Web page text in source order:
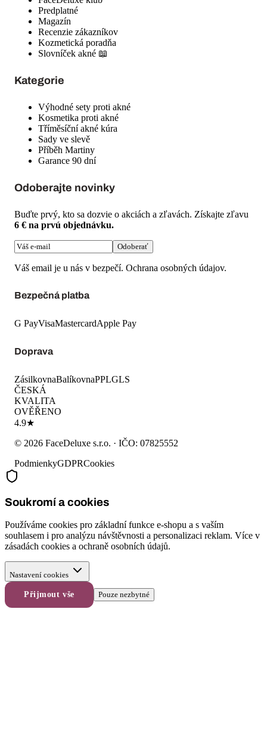
Predplatné
Magazín
Recenzie zákazníkov
Kozmetická poradňa
Slovníček akné 📖
Kategorie
Výhodné sety proti akné
Kosmetika proti akné
Tříměsíční akné kúra
Sady ve slevě
Příběh Martiny
Garance 90 dní
Odoberajte novinky
Buďte prvý, kto sa dozvie o akciách a zľavách. Získajte zľavu
6 € na prvú objednávku.
Odoberať
Váš email je u nás v bezpečí. Ochrana osobných údajov.
Bezpečná platba
G PayVisaMastercardApple Pay
Doprava
ZásilkovnaBalíkovnaPPLGLS
ČESKÁ
KVALITA
OVĚŘENO
4.9★
© 2026 FaceDeluxe s.r.o. · IČO: 07825552
PodmienkyGDPRCookies
Soukromí a cookies
Používáme cookies pro základní funkce e-shopu a s vaším
souhlasem i pro analýzu návštěvnosti a personalizaci reklam. Více v
zásadách cookies a ochraně osobních údajů.
Nastavení cookies
Přijmout vše Pouze nezbytné